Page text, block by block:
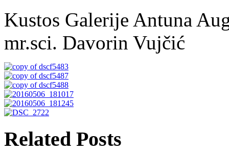
Kustos Galerije Antuna
mr.sci. Davorin Vujčić
Related Posts